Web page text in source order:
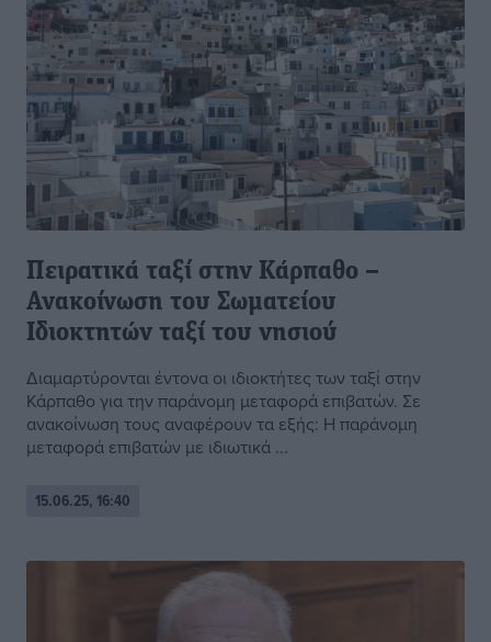
Πειρατικά ταξί στην Κάρπαθο –
Ανακοίνωση του Σωματείου
Ιδιοκτητών ταξί του νησιού
Διαμαρτύρονται έντονα οι ιδιοκτήτες των ταξί στην
Κάρπαθο για την παράνομη μεταφορά επιβατών. Σε
ανακοίνωση τους αναφέρουν τα εξής: Η παράνομη
μεταφορά επιβατών με ιδιωτικά ...
15.06.25, 16:40